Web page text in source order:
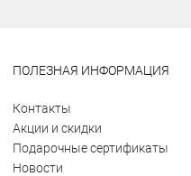
ПОЛЕЗНАЯ ИНФОРМАЦИЯ
Контакты
Акции и скидки
Подарочные сертификаты
Новости